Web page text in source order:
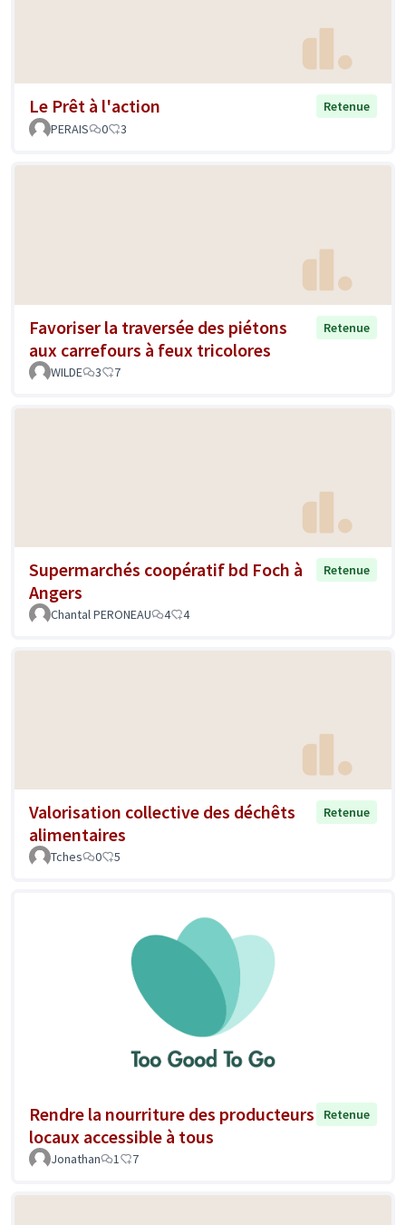
Le Prêt à l'action
Retenue
PERAIS
0 3
Favoriser la traversée des piétons
aux carrefours à feux tricolores
Retenue
WILDE 3 7
Supermarchés coopératif bd Foch à
Angers
Retenue
Chantal PERONEAU 4 4
Valorisation collective des déchêts
alimentaires
Retenue
Tches 0 5
Rendre la nourriture des producteurs
locaux accessible à tous
Retenue
Jonathan 1 7